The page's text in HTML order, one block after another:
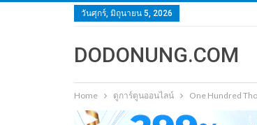
วันศุกร์, มิถุนายน 5, 2026
DODONUNG.COM
Home ดูการ์ตูนออนไลน์ One Hundred